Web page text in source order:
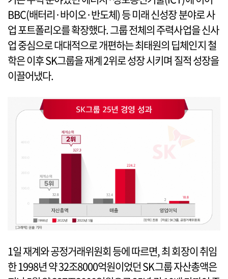
BBC(배터리·바이오·반도체) 등 미래 신성장 분야로 사
업 포트폴리오를 확장했다. 그룹 전체의 주력사업을 신사
업 중심으로 대대적으로 개편하는 최태원의 딥체인지 철
학은 이후 SK그룹을 재계 2위로 성장 시키며 질적 성장을
이끌어냈다.
1일 재계와 공정거래위원회 등에 따르면, 최 회장이 취임
한 1998년 약 32조8000억원이었던 SK그룹 자산총액은